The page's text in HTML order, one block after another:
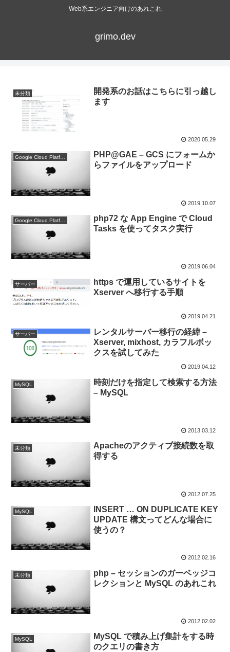
Web系エンジニア向けのあれこれ
grimo.dev
未分類
開発系のお話はこちらに引っ越し
ます
2020.05.29
Google Cloud Platform
PHP@GAE – GCS にフォームか
らファイルをアップロード
2019.10.07
Google Cloud Platform
php72 な App Engine で Cloud
Tasks を使ってタスク実行
2019.06.04
サーバー
https で運用しているサイトを
Xserver へ移行する手順
2019.04.21
サーバー
レンタルサーバー移行の経緯 –
Xserver, mixhost, カラフルボッ
クスを試してみた
2019.04.12
MySQL
時刻だけを指定して検索する方法
– MySQL
2013.03.12
未分類
Apacheのアクティブ接続数を取
得する
2012.07.25
MySQL
INSERT … ON DUPLICATE KEY
UPDATE 構文ってどんな場合に
使うの？
2012.02.16
未分類
php – セッションのガーベッジコ
レクションと MySQL のあれこれ
2012.02.02
MySQL
MySQL で積み上げ集計をする時
のクエリの書き方